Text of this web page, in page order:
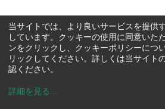
当サイトでは、より良いサービスを提供
しています。クッキーの使用に同意いた
ンをクリックし、クッキーポリシーにつ
リックしてください。詳しくは当サイト
認ください。
詳細を見る ...